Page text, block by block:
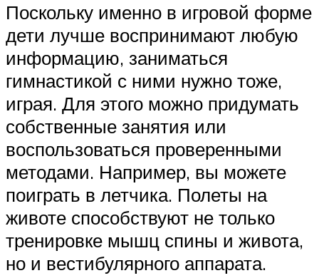
Поскольку именно в игровой форме
дети лучше воспринимают любую
информацию, заниматься
гимнастикой с ними нужно тоже,
играя. Для этого можно придумать
собственные занятия или
воспользоваться проверенными
методами. Например, вы можете
поиграть в летчика. Полеты на
животе способствуют не только
тренировке мышц спины и живота,
но и вестибулярного аппарата.